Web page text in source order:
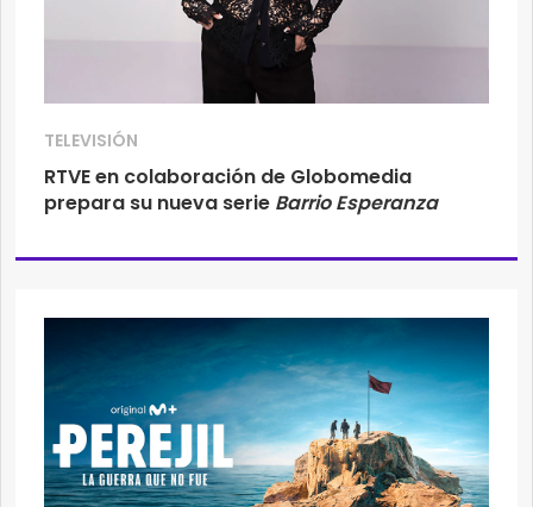
TELEVISIÓN
RTVE en colaboración de Globomedia
prepara su nueva serie Barrio Esperanza